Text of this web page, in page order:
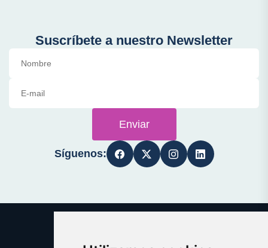
Suscríbete a nuestro Newsletter
Enviar
Síguenos: